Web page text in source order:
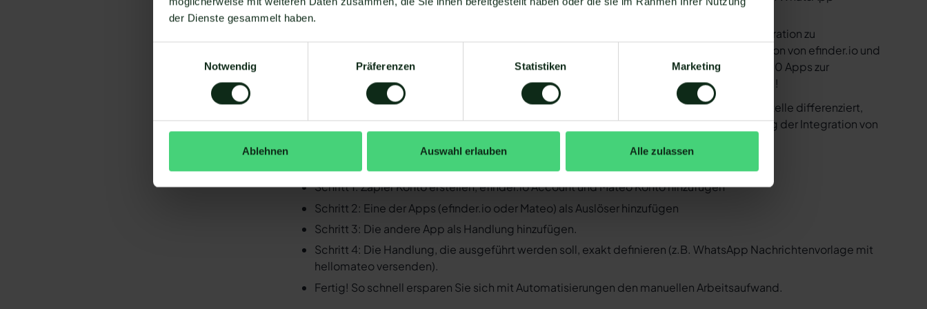
der Dienste gesammelt haben.
Notwendig
Präferenzen Statistiken Marketing
Ablehnen Auswahl erlauben Alle zulassen
Business-Messenger ist die Integration nicht möglich.
Ihr WhatsApp Business API Anbieter muss die nötige Software bereitstellen, um die Integration zu
ermöglichen. Längst nicht alle Anbieter der WhatsApp API sind in der Lage, eine Integration von efinder.io und
WhatsApp zu ermöglichen. Mit Mateo stehen Ihnen dank der Zapier Integration über 6.000 Apps zur
Verfügung, die Sie mit WhatsApp verbinden können. Darunter ist natürlich auch efinder.io !
Da der Einrichtungsprozess der Integration je nach dem Anbieter der WhatsApp API Schnittstelle differenziert,
gibt es keine allgemein gültige Anleitung. Wir zeigen Ihnen im Folgenden, wie die Einrichtung der Integration von
So funktioniert die Integration von efinder.io und WhatsApp
Schritt 1: Zapier Konto erstellen, efinder.io Account und Mateo Konto hinzufügen
Schritt 2: Eine der Apps (efinder.io oder Mateo) als Auslöser hinzufügen
Schritt 3: Die andere App als Handlung hinzufügen.
Schritt 4: Die Handlung, die ausgeführt werden soll, exakt definieren (z.B. WhatsApp Nachrichtenvorlage mit
hellomateo versenden).
Fertig! So schnell ersparen Sie sich mit Automatisierungen den manuellen Arbeitsaufwand.